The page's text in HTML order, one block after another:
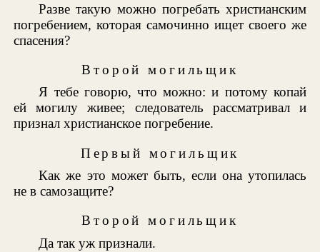
Разве такую можно погребать христианским
погребением, которая самочинно ищет своего же
спасения?
Второй могильщик
Я тебе говорю, что можно: и потому копай
ей могилу живее; следователь рассматривал и
признал христианское погребение.
Первый могильщик
Как же это может быть, если она утопилась
не в самозащите?
Второй могильщик
Да так уж признали.